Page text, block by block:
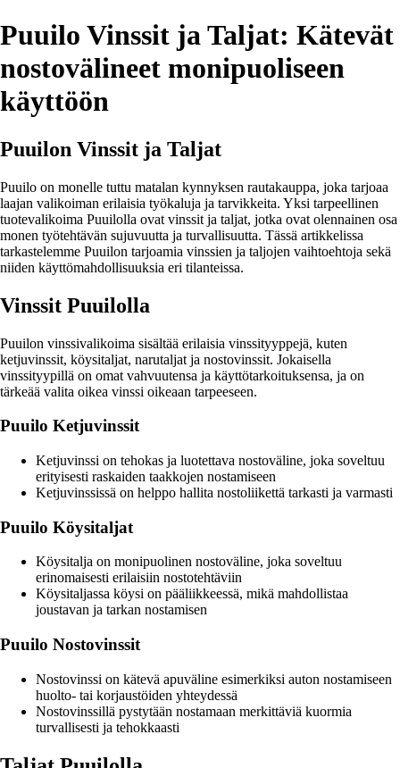
Puuilo Vinssit ja Taljat: Kätevät
nostovälineet monipuoliseen
käyttöön
Puuilon Vinssit ja Taljat
Puuilo on monelle tuttu matalan kynnyksen rautakauppa, joka tarjoaa
laajan valikoiman erilaisia työkaluja ja tarvikkeita. Yksi tarpeellinen
tuotevalikoima Puuilolla ovat vinssit ja taljat, jotka ovat olennainen osa
monen työtehtävän sujuvuutta ja turvallisuutta. Tässä artikkelissa
tarkastelemme Puuilon tarjoamia vinssien ja taljojen vaihtoehtoja sekä
niiden käyttömahdollisuuksia eri tilanteissa.
Vinssit Puuilolla
Puuilon vinssivalikoima sisältää erilaisia vinssityyppejä, kuten
ketjuvinssit, köysitaljat, narutaljat ja nostovinssit. Jokaisella
vinssityypillä on omat vahvuutensa ja käyttötarkoituksensa, ja on
tärkeää valita oikea vinssi oikeaan tarpeeseen.
Puuilo Ketjuvinssit
Ketjuvinssi on tehokas ja luotettava nostoväline, joka soveltuu
erityisesti raskaiden taakkojen nostamiseen
Ketjuvinssissä on helppo hallita nostoliikettä tarkasti ja varmasti
Puuilo Köysitaljat
Köysitalja on monipuolinen nostoväline, joka soveltuu
erinomaisesti erilaisiin nostotehtäviin
Köysitaljassa köysi on pääliikkeessä, mikä mahdollistaa
joustavan ja tarkan nostamisen
Puuilo Nostovinssit
Nostovinssi on kätevä apuväline esimerkiksi auton nostamiseen
huolto- tai korjaustöiden yhteydessä
Nostovinssillä pystytään nostamaan merkittäviä kuormia
turvallisesti ja tehokkaasti